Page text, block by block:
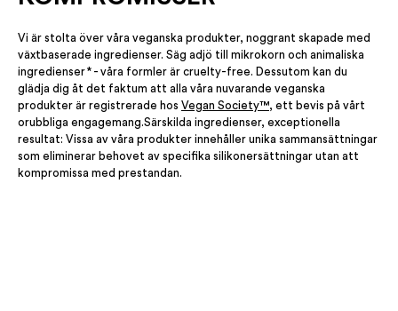
Vi är stolta över våra veganska produkter, noggrant skapade med
växtbaserade ingredienser. Säg adjö till mikrokorn och animaliska
ingredienser* - våra formler är cruelty-free. Dessutom kan du
glädja dig åt det faktum att alla våra nuvarande veganska
produkter är registrerade hos Vegan Society™, ett bevis på vårt
orubbliga engagemang.Särskilda ingredienser, exceptionella
resultat: Vissa av våra produkter innehåller unika sammansättningar
som eliminerar behovet av specifika silikonersättningar utan att
kompromissa med prestandan.